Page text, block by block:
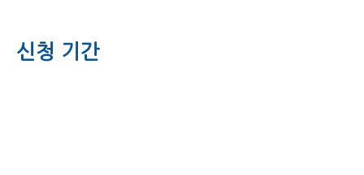
신청 기간